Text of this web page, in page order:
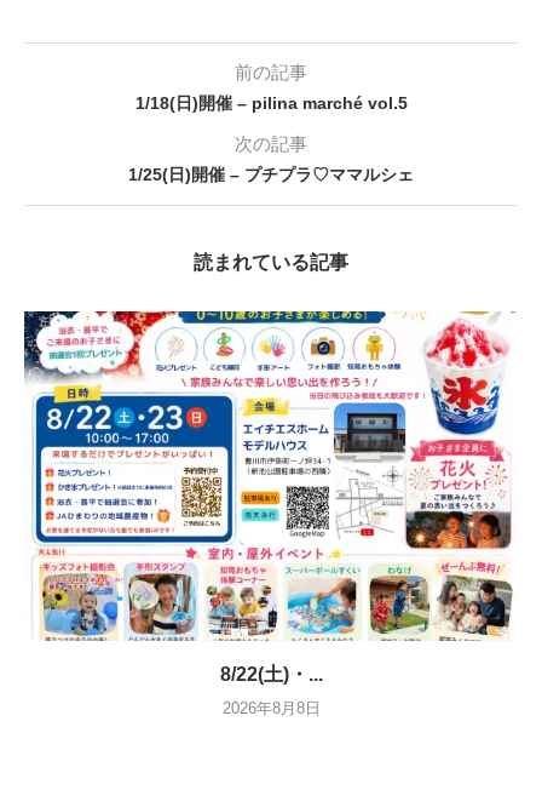
前の記事
1/18(日)開催 – pilina marché vol.5
次の記事
1/25(日)開催 – プチプラ♡ママルシェ
読まれている記事
8/22(土)・...
2026年8月8日